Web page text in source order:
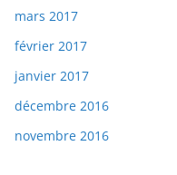
mars 2017
février 2017
janvier 2017
décembre 2016
novembre 2016